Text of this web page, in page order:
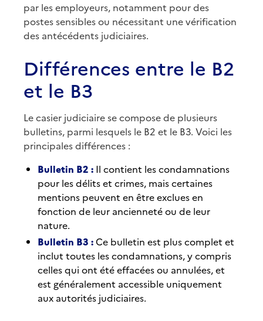
par les employeurs, notamment pour des
postes sensibles ou nécessitant une vérification
des antécédents judiciaires.
Différences entre le B2
et le B3
Le casier judiciaire se compose de plusieurs
bulletins, parmi lesquels le B2 et le B3. Voici les
principales différences :
Bulletin B2 : Il contient les condamnations
pour les délits et crimes, mais certaines
mentions peuvent en être exclues en
fonction de leur ancienneté ou de leur
nature.
Bulletin B3 :Ce bulletin est plus complet et
inclut toutes les condamnations, y compris
celles qui ont été effacées ou annulées, et
est généralement accessible uniquement
aux autorités judiciaires.